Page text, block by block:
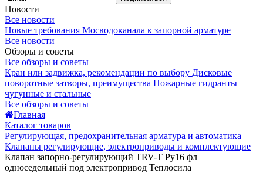
Новости
Все новости
Новые требования Мосводоканала к запорной арматуре
Все новости
Обзоры и советы
Все обзоры и советы
Кран или задвижка, рекомендации по выбору Дисковые
поворотные затворы, преимущества Пожарные гидранты
чугунные и стальные
Все обзоры и советы
Главная
Каталог товаров
Регулирующая, предохранительная арматура и автоматика
Клапаны регулирующие, электроприводы и комплектующие
Клапан запорно-регулирующий TRV-T Ру16 фл
односедельный под электропривод Теплосила